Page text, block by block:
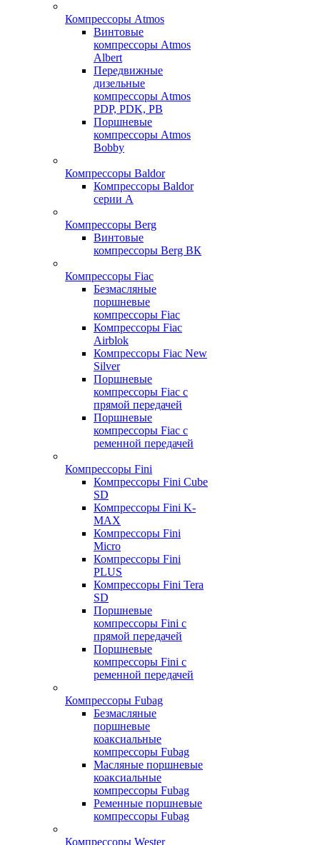
Компрессоры Atmos
Винтовые
компрессоры Atmos
Albert
Передвижные
дизельные
компрессоры Atmos
PDP, PDK, PB
Поршневые
компрессоры Atmos
Bobby
Компрессоры Baldor
Компрессоры Baldor
серии A
Компрессоры Berg
Винтовые
компрессоры Berg ВК
Компрессоры Fiac
Безмасляные
поршневые
компрессоры Fiac
Компрессоры Fiac
Airblok
Компрессоры Fiac New
Silver
Поршневые
компрессоры Fiac с
прямой передачей
Поршневые
компрессоры Fiac с
ременной передачей
Компрессоры Fini
Компрессоры Fini Cube
SD
Компрессоры Fini K-
MAX
Компрессоры Fini
Micro
Компрессоры Fini
PLUS
Компрессоры Fini Tera
SD
Поршневые
компрессоры Fini с
прямой передачей
Поршневые
компрессоры Fini с
ременной передачей
Компрессоры Fubag
Безмасляные
поршневые
коаксиальные
компрессоры Fubag
Масляные поршневые
коаксиальные
компрессоры Fubag
Ременные поршневые
компрессоры Fubag
Компрессоры Wester